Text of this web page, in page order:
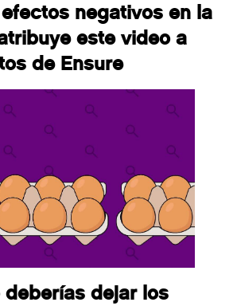
negativos en la
este video a
de Ensure
deberías dejar los